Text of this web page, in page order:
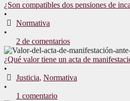
¿Son compatibles dos pensiones de
•
Normativa
•
2 de comentarios
¿Qué valor tiene un acta de
•
Justicia, Normativa
•
1 comentario